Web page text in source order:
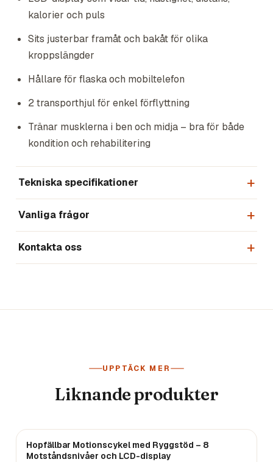
kalorier och puls
Sits justerbar framåt och bakåt för olika
kroppslängder
Hållare för flaska och mobiltelefon
2 transporthjul för enkel förflyttning
Tränar musklerna i ben och midja – bra för både
kondition och rehabilitering
Tekniska specifikationer
Vanliga frågor
Kontakta oss
UPPTÄCK MER
Liknande produkter
Hopfällbar Motionscykel med Ryggstöd – 8
Motståndsnivåer och LCD-display